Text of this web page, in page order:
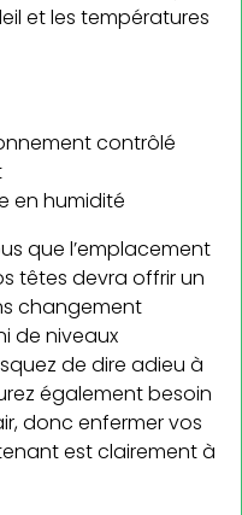
et les températures
contrôlé
en humidité
que l’emplacement
têtes devra offrir un
changement
de niveaux
de dire adieu à
également besoin
donc enfermer vos
est clairement à